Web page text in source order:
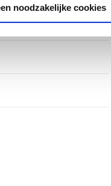
noodzakelijke cookies